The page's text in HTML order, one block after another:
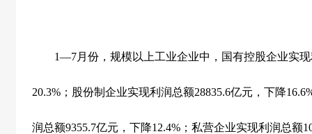
1—7月份，规模以上工业企业中，国有控股企业实
20.3% ；股份制企业实现利润总额28835.6亿元，下降
润总额9355.7亿元，下降12.4% ；私营企业实现利润总额